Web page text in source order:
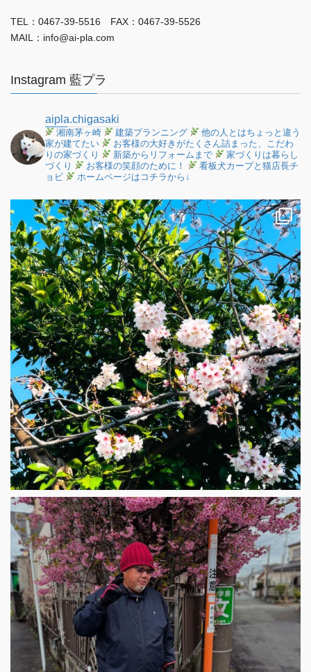
TEL：0467-39-5516 FAX：0467-39-5526
MAIL：info@ai-pla.com
Instagram 藍プラ
aipla.chigasaki
湘南茅ヶ崎 建築プランニング
他の人とはちょっと違う
家が建てたい
お客様の大好きがたくさん詰まった、こだわ
りの家づくり
新築からリフォームまで
家づくりは暮らし
づくり
お客様の笑顔のために！
看板犬カープと猫店長チ
ョビ
ホームページはコチラから↓